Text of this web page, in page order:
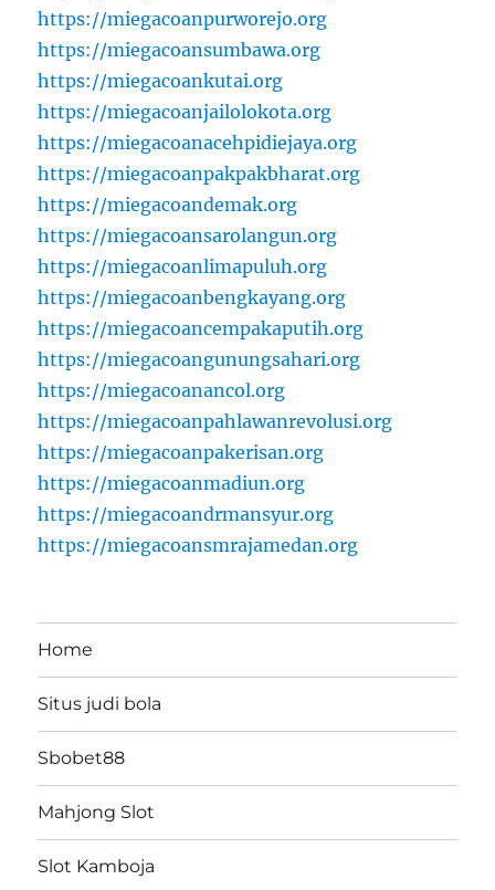
https://miegacoanpurworejo.org
https://miegacoansumbawa.org
https://miegacoankutai.org
https://miegacoanjailolokota.org
https://miegacoanacehpidiejaya.org
https://miegacoanpakpakbharat.org
https://miegacoandemak.org
https://miegacoansarolangun.org
https://miegacoanlimapuluh.org
https://miegacoanbengkayang.org
https://miegacoancempakaputih.org
https://miegacoangunungsahari.org
https://miegacoanancol.org
https://miegacoanpahlawanrevolusi.org
https://miegacoanpakerisan.org
https://miegacoanmadiun.org
https://miegacoandrmansyur.org
https://miegacoansmrajamedan.org
Home
Situs judi bola
Sbobet88
Mahjong Slot
Slot Kamboja